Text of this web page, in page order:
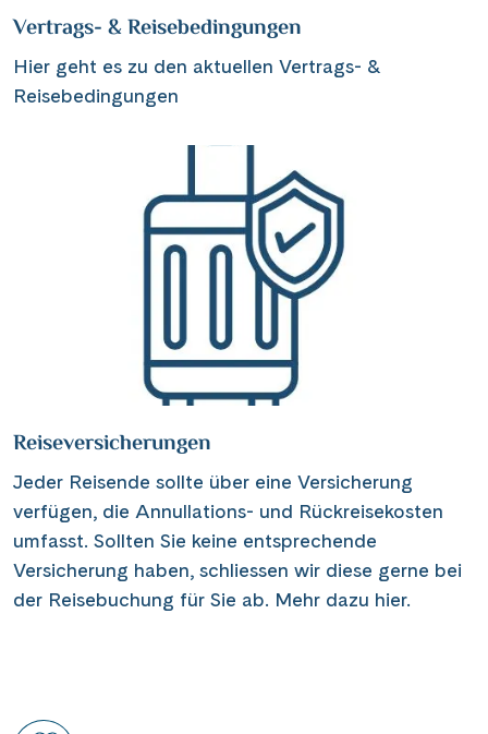
Vertrags- & Reisebedingungen
Hier geht es zu den aktuellen Vertrags- &
Reisebedingungen
Reiseversicherungen
Jeder Reisende sollte über eine Versicherung
verfügen, die Annullations- und Rückreisekosten
umfasst. Sollten Sie keine entsprechende
Versicherung haben, schliessen wir diese gerne bei
der Reisebuchung für Sie ab. Mehr dazu hier.